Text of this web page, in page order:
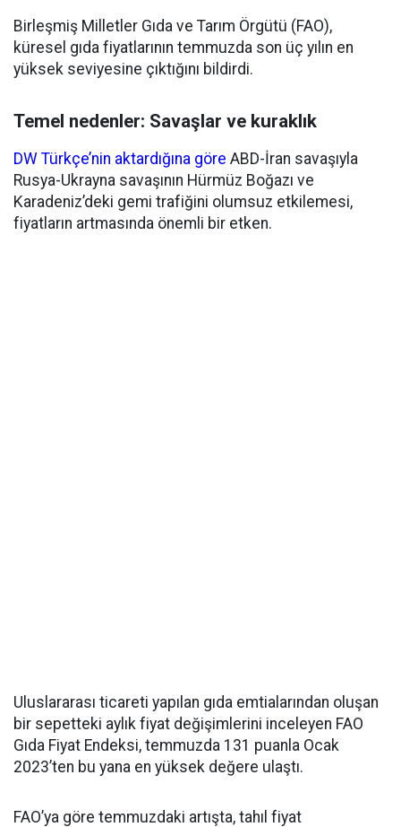
Birleşmiş Milletler Gıda ve Tarım Örgütü (FAO),
küresel gıda fiyatlarının temmuzda son üç yılın en
yüksek seviyesine çıktığını bildirdi.
Temel nedenler: Savaşlar ve kuraklık
DW Türkçe’nin aktardığına göre ABD-İran savaşıyla
Rusya-Ukrayna savaşının Hürmüz Boğazı ve
Karadeniz’deki gemi trafiğini olumsuz etkilemesi,
fiyatların artmasında önemli bir etken.
Uluslararası ticareti yapılan gıda emtialarından oluşan
bir sepetteki aylık fiyat değişimlerini inceleyen FAO
Gıda Fiyat Endeksi, temmuzda 131 puanla Ocak
2023’ten bu yana en yüksek değere ulaştı.
FAO’ya göre temmuzdaki artışta, tahıl fiyat